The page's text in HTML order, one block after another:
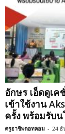
อักษร เอ็ดดูเ
เข้าใช้งาน
ครั้ง พร้อมรับ
ครูอาชีพดอทคอม - 24 ธั